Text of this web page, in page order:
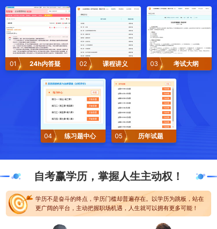
01 24h内答疑 02 课程讲义 03 考试大纲
04 练习题中心 05 历年试题
自考赢学历，掌握人生主动权！
学历不是奋斗的终点，学历门槛却普遍存在。以学历为跳板，站在
更广阔的平台，主动把握职场机遇，人生就可以拥有更多可能！